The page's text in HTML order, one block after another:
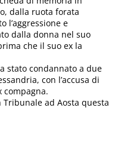
dalla ruota forata
l’aggressione e
dalla donna nel suo
che il suo ex la
stato condannato a due
con l’accusa di
compagna.
ad Aosta questa